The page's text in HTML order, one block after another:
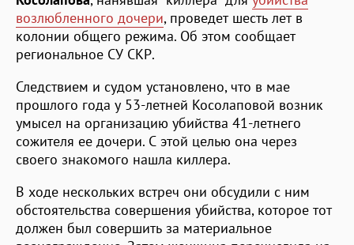
возлюбленного дочери, проведет шесть лет в
колонии общего режима. Об этом сообщает
региональное СУ СКР.
Следствием и судом установлено, что в мае
прошлого года у 53-летней Косолаповой возник
умысел на организацию убийства 41-летнего
сожителя ее дочери. С этой целью она через
своего знакомого нашла киллера.
В ходе нескольких встреч они обсудили с ним
обстоятельства совершения убийства, которое тот
должен был совершить за материальное